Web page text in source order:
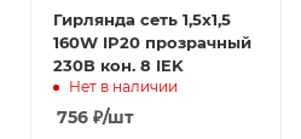
Гирлянда сеть 1,5х1,5
160W IP20 прозрачный
230В кон. 8 IEK
Нет в наличии
756₽/шт